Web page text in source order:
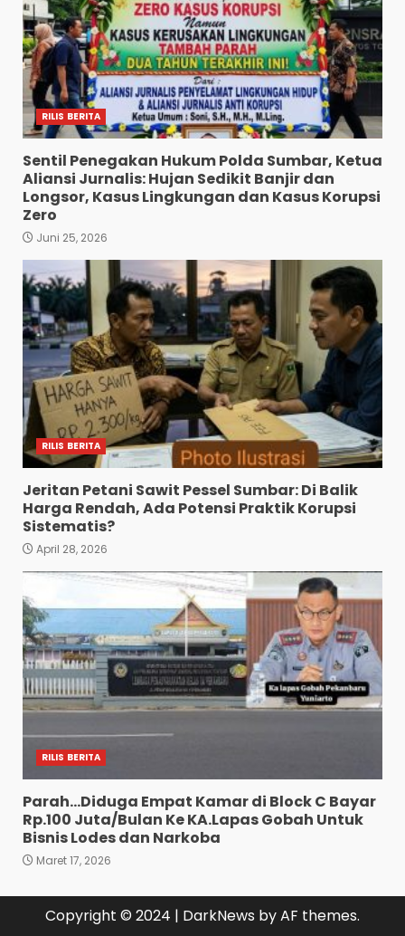
RILIS BERITA
Sentil Penegakan Hukum Polda Sumbar, Ketua
Aliansi Jurnalis: Hujan Sedikit Banjir dan
Longsor, Kasus Lingkungan dan Kasus Korupsi
Zero
Juni 25, 2026
RILIS BERITA
Jeritan Petani Sawit Pessel Sumbar: Di Balik
Harga Rendah, Ada Potensi Praktik Korupsi
Sistematis?
April 28, 2026
RILIS BERITA
Parah…Diduga Empat Kamar di Block C Bayar
Rp.100 Juta/Bulan Ke KA.Lapas Gobah Untuk
Bisnis Lodes dan Narkoba
Maret 17, 2026
Copyright © 2024 | DarkNews by AF themes.